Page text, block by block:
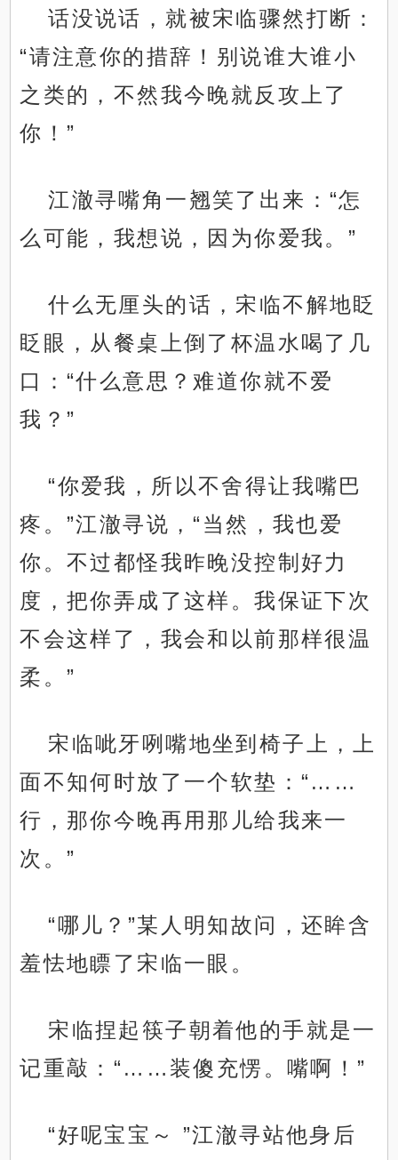
话没说话，就被宋临骤然打断：
“请注意你的措辞！别说谁大谁小
之类的，不然我今晚就反攻上了
你！”
江澈寻嘴角一翘笑了出来：“怎
么可能，我想说，因为你爱我。”
什么无厘头的话，宋临不解地眨
眨眼，从餐桌上倒了杯温水喝了几
口：“什么意思？难道你就不爱
我？”
“你爱我，所以不舍得让我嘴巴
疼。”江澈寻说，“当然，我也爱
你。不过都怪我昨晚没控制好力
度，把你弄成了这样。我保证下次
不会这样了，我会和以前那样很温
柔。”
宋临呲牙咧嘴地坐到椅子上，上
面不知何时放了一个软垫：“……
行，那你今晚再用那儿给我来一
次。”
“哪儿？”某人明知故问，还眸含
羞怯地瞟了宋临一眼。
宋临捏起筷子朝着他的手就是一
记重敲：“……装傻充愣。嘴啊！”
“好呢宝宝～ ”江澈寻站他身后